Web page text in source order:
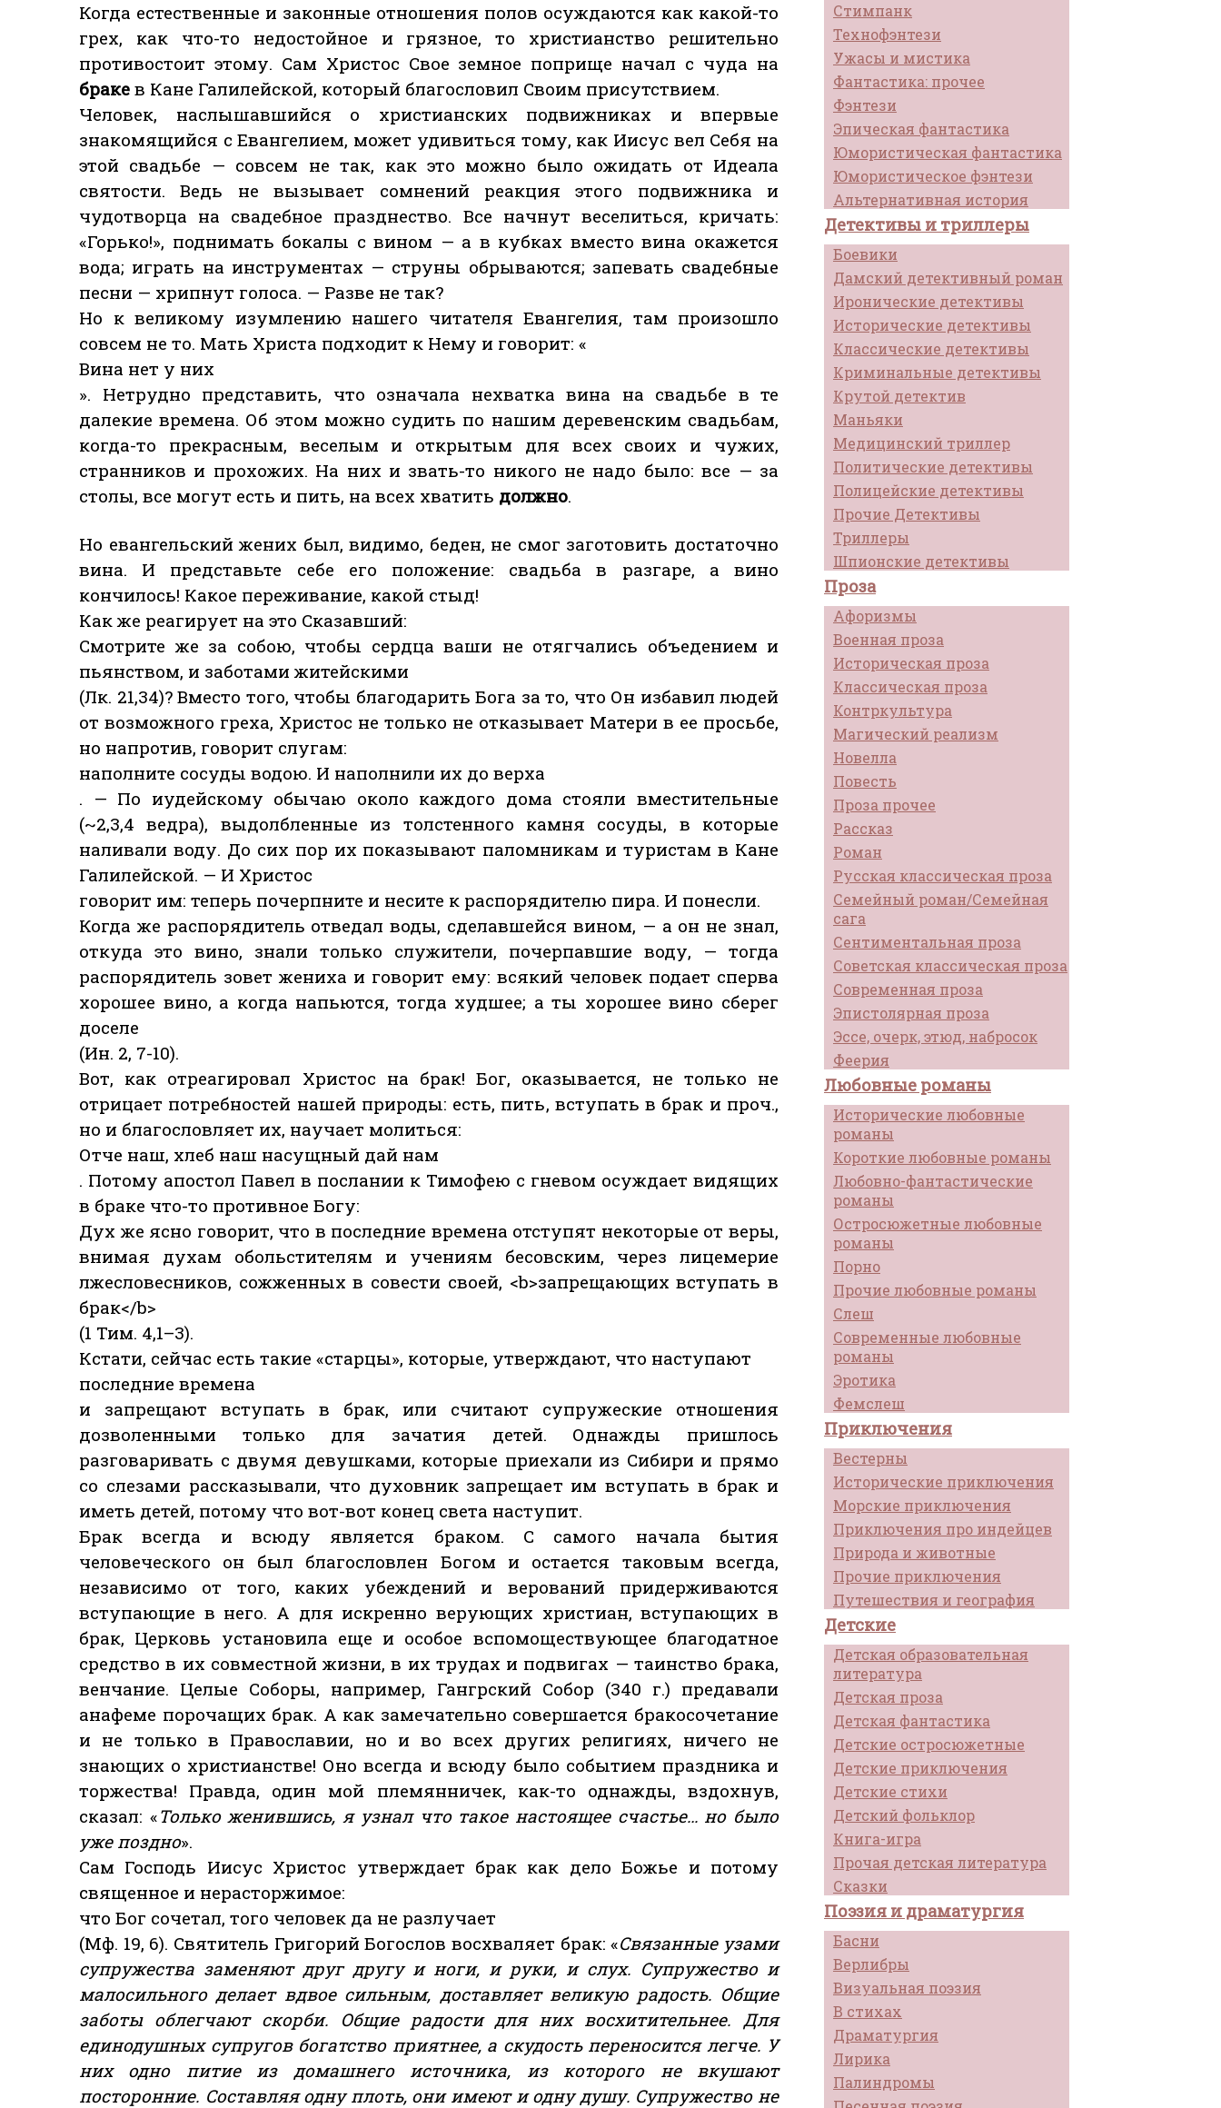
Стимпанк
Технофэнтези
Ужасы и мистика
Фантастика: прочее
Фэнтези
Эпическая фантастика
Юмористическая фантастика
Юмористическое фэнтези
Альтернативная история
Детективы и триллеры
Боевики
Дамский детективный роман
Иронические детективы
Исторические детективы
Классические детективы
Криминальные детективы
Крутой детектив
Маньяки
Медицинский триллер
Политические детективы
Полицейские детективы
Прочие Детективы
Триллеры
Шпионские детективы
Проза
Афоризмы
Военная проза
Историческая проза
Классическая проза
Контркультура
Магический реализм
Новелла
Повесть
Проза прочее
Рассказ
Роман
Русская классическая проза
Семейный роман/Семейная
сага
Сентиментальная проза
Советская классическая проза
Современная проза
Эпистолярная проза
Эссе, очерк, этюд, набросок
Феерия
Любовные романы
Исторические любовные
романы
Короткие любовные романы
Любовно-фантастические
романы
Остросюжетные любовные
романы
Порно
Прочие любовные романы
Слеш
Современные любовные
романы
Эротика
Фемслеш
Приключения
Вестерны
Исторические приключения
Морские приключения
Приключения про индейцев
Природа и животные
Прочие приключения
Путешествия и география
Детские
Детская образовательная
литература
Детская проза
Детская фантастика
Детские остросюжетные
Детские приключения
Детские стихи
Детский фольклор
Книга-игра
Прочая детская литература
Сказки
Поэзия и драматургия
Басни
Верлибры
Визуальная поэзия
В стихах
Драматургия
Лирика
Палиндромы
Когда естественные и законные отношения полов осуждаются как какой-то
грех, как что-то недостойное и грязное, то христианство решительно
противостоит этому. Сам Христос Свое земное поприще начал с чуда на
браке в Кане Галилейской, который благословил Своим присутствием.
Человек, наслышавшийся о христианских подвижниках и впервые
знакомящийся с Евангелием, может удивиться тому, как Иисус вел Себя на
этой свадьбе — совсем не так, как это можно было ожидать от Идеала
святости. Ведь не вызывает сомнений реакция этого подвижника и
чудотворца на свадебное празднество. Все начнут веселиться, кричать:
«Горько!», поднимать бокалы с вином — а в кубках вместо вина окажется
вода; играть на инструментах — струны обрываются; запевать свадебные
песни — хрипнут голоса. — Разве не так?
Но к великому изумлению нашего читателя Евангелия, там произошло
совсем не то. Мать Христа подходит к Нему и говорит: «
Вина нет у них
». Нетрудно представить, что означала нехватка вина на свадьбе в те
далекие времена. Об этом можно судить по нашим деревенским свадьбам,
когда-то прекрасным, веселым и открытым для всех своих и чужих,
странников и прохожих. На них и звать-то никого не надо было: все — за
столы, все могут есть и пить, на всех хватить должно.
Но евангельский жених был, видимо, беден, не смог заготовить достаточно
вина. И представьте себе его положение: свадьба в разгаре, а вино
кончилось! Какое переживание, какой стыд!
Как же реагирует на это Сказавший:
Смотрите же за собою, чтобы сердца ваши не отягчались объедением и
пьянством, и заботами житейскими
(Лк. 21,34)? Вместо того, чтобы благодарить Бога за то, что Он избавил людей
от возможного греха, Христос не только не отказывает Матери в ее просьбе,
но напротив, говорит слугам:
наполните сосуды водою. И наполнили их до верха
. — По иудейскому обычаю около каждого дома стояли вместительные
(~2,3,4 ведра), выдолбленные из толстенного камня сосуды, в которые
наливали воду. До сих пор их показывают паломникам и туристам в Кане
Галилейской. — И Христос
говорит им: теперь почерпните и несите к распорядителю пира. И понесли.
Когда же распорядитель отведал воды, сделавшейся вином, — а он не знал,
откуда это вино, знали только служители, почерпавшие воду, — тогда
распорядитель зовет жениха и говорит ему: всякий человек подает сперва
хорошее вино, а когда напьются, тогда худшее; а ты хорошее вино сберег
доселе
(Ин. 2, 7-10).
Вот, как отреагировал Христос на брак! Бог, оказывается, не только не
отрицает потребностей нашей природы: есть, пить, вступать в брак и проч.,
но и благословляет их, научает молиться:
Отче наш, хлеб наш насущный дай нам
. Потому апостол Павел в послании к Тимофею с гневом осуждает видящих
в браке что-то противное Богу:
Дух же ясно говорит, что в последние времена отступят некоторые от веры,
внимая духам обольстителям и учениям бесовским, через лицемерие
лжесловесников, сожженных в совести своей, <b>запрещающих вступать в
брак</b>
(1 Тим. 4,1–3).
Кстати, сейчас есть такие «старцы», которые, утверждают, что наступают
последние времена
и запрещают вступать в брак, или считают супружеские отношения
дозволенными только для зачатия детей. Однажды пришлось
разговаривать с двумя девушками, которые приехали из Сибири и прямо
со слезами рассказывали, что духовник запрещает им вступать в брак и
иметь детей, потому что вот-вот конец света наступит.
Брак всегда и всюду является браком. С самого начала бытия
человеческого он был благословлен Богом и остается таковым всегда,
независимо от того, каких убеждений и верований придерживаются
вступающие в него. А для искренно верующих христиан, вступающих в
брак, Церковь установила еще и особое вспомоществующее благодатное
средство в их совместной жизни, в их трудах и подвигах — таинство брака,
венчание. Целые Соборы, например, Гангрский Собор (340 г.) предавали
анафеме порочащих брак. А как замечательно совершается бракосочетание
и не только в Православии, но и во всех других религиях, ничего не
знающих о христианстве! Оно всегда и всюду было событием праздника и
торжества! Правда, один мой племянничек, как-то однажды, вздохнув,
сказал: «Только женившись, я узнал что такое настоящее счастье… но было
уже поздно».
Сам Господь Иисус Христос утверждает брак как дело Божье и потому
священное и нерасторжимое:
что Бог сочетал, того человек да не разлучает
(Мф. 19, 6). Святитель Григорий Богослов восхваляет брак: «Связанные узами
супружества заменяют друг другу и ноги, и руки, и слух. Супружество и
малосильного делает вдвое сильным, доставляет великую радость. Общие
заботы облегчают скорби. Общие радости для них восхитительнее. Для
единодушных супругов богатство приятнее, а скудость переносится легче. У
них одно питие из домашнего источника, из которого не вкушают
посторонние. Составляя одну плоть, они имеют и одну душу. Супружество не